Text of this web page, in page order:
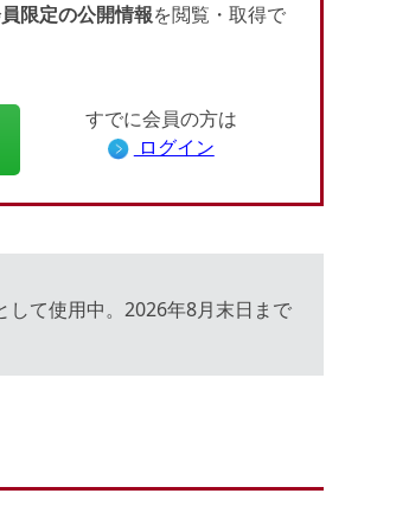
限定の公開情報を閲覧・取得で
すでに会員の方は
ログイン
して使用中。2026年8⽉末⽇まで